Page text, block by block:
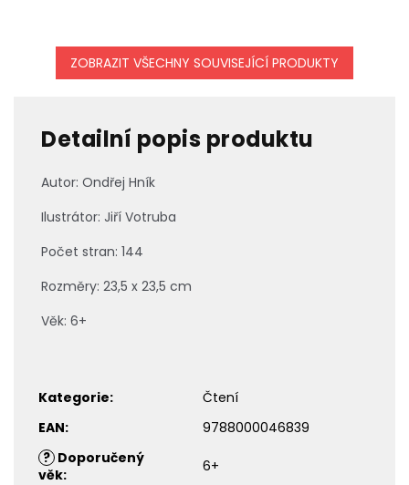
ZOBRAZIT VŠECHNY SOUVISEJÍCÍ PRODUKTY
Detailní popis produktu
Autor: Ondřej Hník
Ilustrátor: Jiří Votruba
Počet stran: 144
Rozměry: 23,5 x 23,5 cm
Věk: 6+
Kategorie:
Čtení
EAN:
9788000046839
? Doporučený
věk: 6+